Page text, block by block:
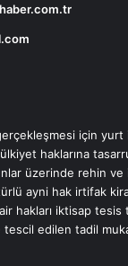
için yurt
haklarına
üzerinde rehin
ayni hak irtifak
hakları iktisap
tescil edilen tadil